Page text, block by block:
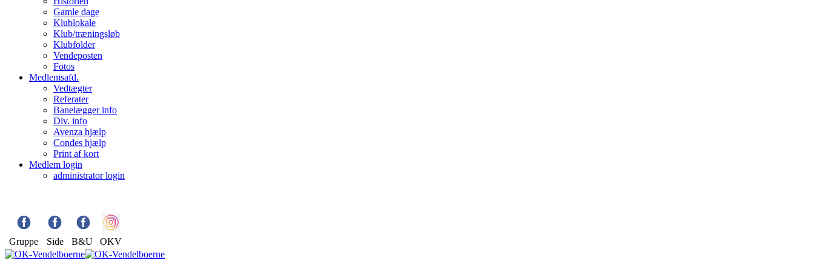
Gamle dage
Klublokale
Klub/træningsløb
Klubfolder
Vendeposten
Fotos
Medlemsafd.
Vedtægter
Referater
Banelægger info
Div. info
Avenza hjælp
Condes hjælp
Print af kort
Medlem login
administrator login
Gruppe Side B&U OKV